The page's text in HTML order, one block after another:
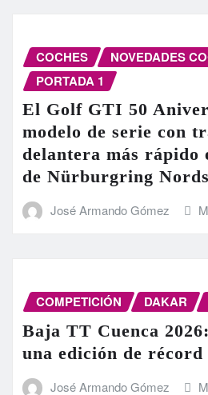
COCHES
NOVEDADES
PORTADA 1
El Golf GTI 50
modelo de serie con
delantera más rápido
de Nürburgring
José Armando Gómez
COMPETICIÓN DAKAR
Baja TT Cuenca
una edición de récord
José Armando Gómez